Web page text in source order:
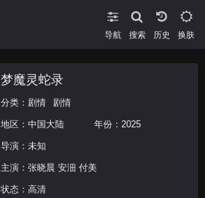
导航 搜索 换肤
梦魔灵蛇录
分类： 剧情 剧情
地区： 中国大陆 年份： 2025
导演：未知
主演： 张晓晨 安沺 付美
状态：高清